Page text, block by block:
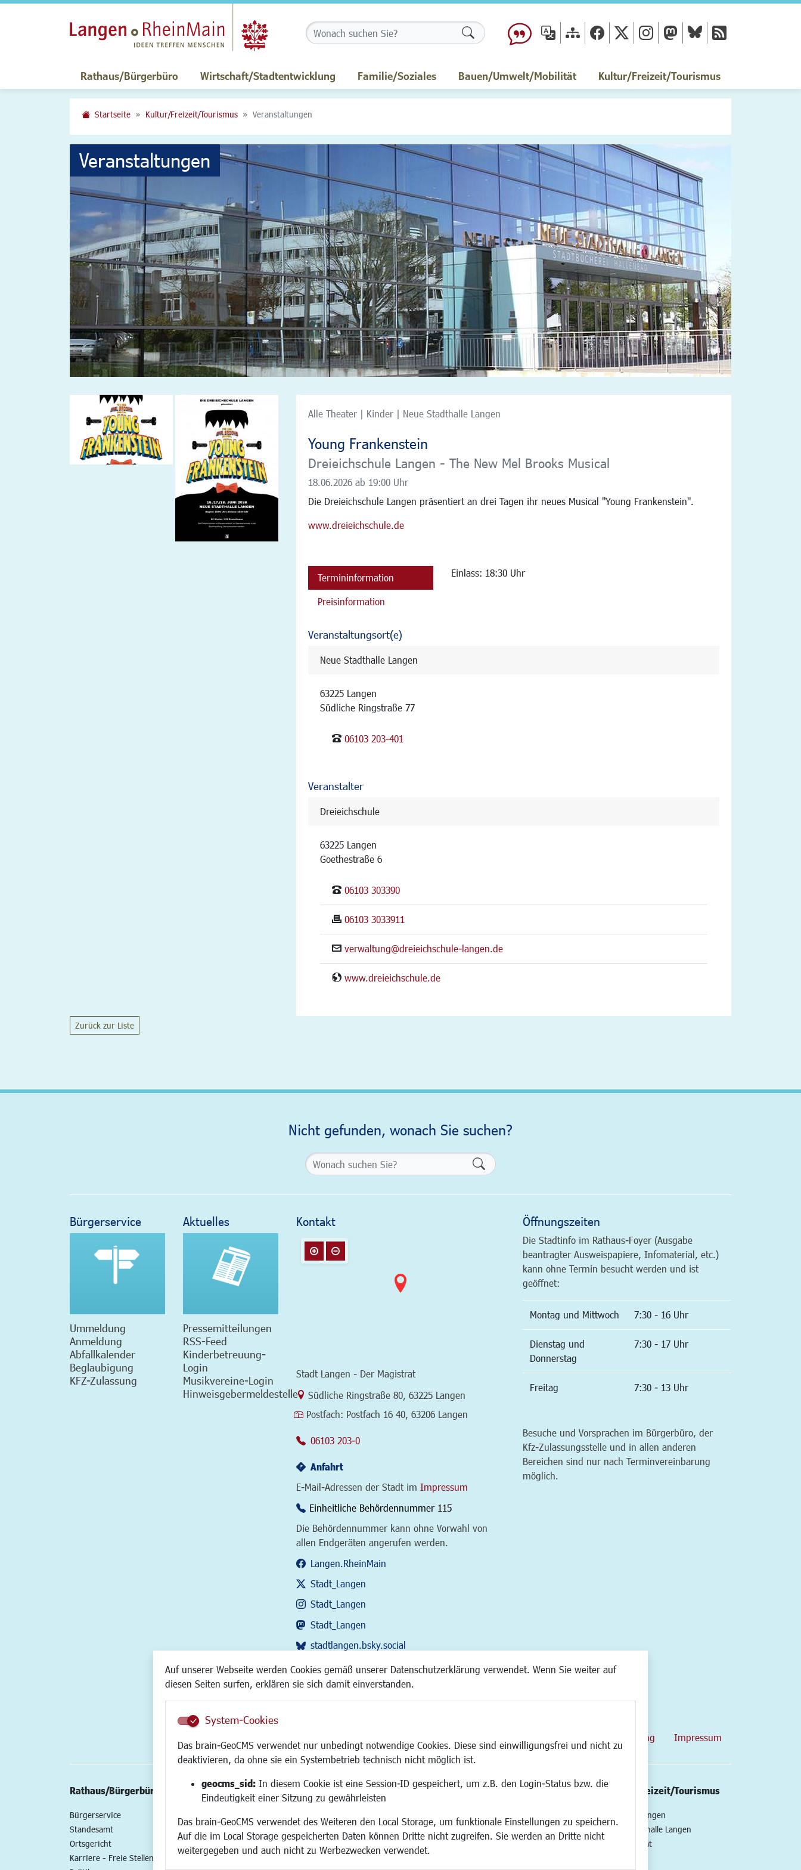
Auf unserer Webseite werden Cookies gemäß unserer Datenschutzerklärung verwendet. Wenn Sie weiter auf
diesen Seiten surfen, erklären sie sich damit einverstanden.
System-Cookies
Das brain-GeoCMS verwendet nur unbedingt notwendige Cookies. Diese sind einwilligungsfrei und nicht zu
deaktivieren, da ohne sie ein Systembetrieb technisch nicht möglich ist.
geocms_sid: In diesem Cookie ist eine Session-ID gespeichert, um z.B. den Login-Status bzw. die
Eindeutigkeit einer Sitzung zu gewährleisten
Das brain-GeoCMS verwendet des Weiteren den Local Storage, um funktionale Einstellungen zu speichern.
Auf die im Local Storage gespeicherten Daten können Dritte nicht zugreifen. Sie werden an Dritte nicht
weitergegeben und auch nicht zu Werbezwecken verwendet.
Formularschaltfläche
Rathaus/Bürgerbüro Wirtschaft/Stadtentwicklung Familie/Soziales Bauen/Umwelt/Mobilität Kultur/Freizeit/Tourismus
Startseite Kultur/Freizeit/Tourismus Veranstaltungen
Veranstaltungen
Alle Theater | Kinder | Neue Stadthalle Langen
Young Frankenstein
Dreieichschule Langen - The New Mel Brooks Musical
18.06.2026ab 19:00 Uhr
Die Dreieichschule Langen präsentiert an drei Tagen ihr neues Musical "Young Frankenstein".
www.dreieichschule.de
Termininformation
Preisinformation
Einlass: 18:30 Uhr
Veranstaltungsort(e)
Neue Stadthalle Langen
63225 Langen
Südliche Ringstraße 77
06103 203-401
Veranstalter
Dreieichschule
63225 Langen
Goethestraße 6
06103 303390
06103 3033911
verwaltung@dreieichschule-langen.de
www.dreieichschule.de
Zurück zur Liste
Nicht gefunden, wonach Sie suchen?
Formularschaltfläche
Bürgerservice
Ummeldung
Anmeldung
Abfallkalender
Beglaubigung
KFZ-Zulassung
Aktuelles
Pressemitteilungen
RSS-Feed
Kinderbetreuung-
Login
Musikvereine-Login
Hinweisgebermeldestelle
Kontakt
Stadt Langen - Der Magistrat
Link zur Google-Maps Navigation
Südliche Ringstraße 80, 63225 Langen
Postfach: Postfach 16 40, 63206 Langen
06103 203-0
Anfahrt
E-Mail-Adressen der Stadt im Impressum
Einheitliche Behördennummer 115
Die Behördennummer kann ohne Vorwahl von
allen Endgeräten angerufen werden.
Langen.RheinMain
Stadt_Langen
Stadt_Langen
Stadt_Langen
stadtlangen.bsky.social
RSS-Feed
Öffnungszeiten
Die Stadtinfo im Rathaus-Foyer (Ausgabe
beantragter Ausweispapiere, Infomaterial, etc.)
kann ohne Termin besucht werden und ist
geöffnet:
Montag und Mittwoch 7:30 - 16 Uhr
Dienstag und
Donnerstag
7:30 - 17 Uhr
Freitag 7:30 - 13 Uhr
Besuche und Vorsprachen im Bürgerbüro, der
Kfz-Zulassungsstelle und in allen anderen
Bereichen sind nur nach Terminvereinbarung
möglich.
Datenschutzerklärung Impressum
Rathaus/Bürgerbüro
Bürgerservice
Standesamt
Ortsgericht
Karriere - Freie Stellen
Wirtschaft/Stadtentwicklung
Gewerbeflächen und Immobilien
Familie/Soziales Bauen/Umwelt/Mobilität Kultur/Freizeit/Tourismus
Veranstaltungen
Neue Stadthalle Langen
Stadtporträt